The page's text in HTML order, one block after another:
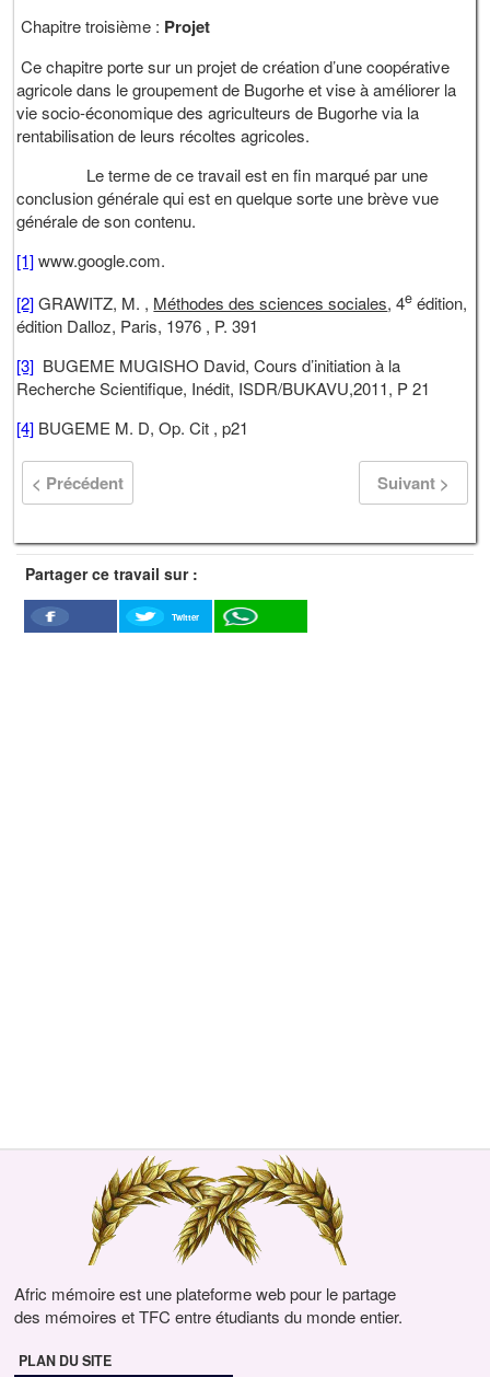
Chapitre troisième : Projet
Ce chapitre porte sur un projet de création d’une coopérative
agricole dans le groupement de Bugorhe et vise à améliorer la
vie socio-économique des agriculteurs de Bugorhe via la
rentabilisation de leurs récoltes agricoles.
Le terme de ce travail est en fin marqué par une
conclusion générale qui est en quelque sorte une brève vue
générale de son contenu.
[1]www.google.com.
[2]GRAWITZ, M. , Méthodes des sciences sociales, 4e édition,
édition Dalloz, Paris, 1976 , P. 391
[3] BUGEME MUGISHO David, Cours d’initiation à la
Recherche Scientifique, Inédit, ISDR/BUKAVU,2011, P 21
[4] BUGEME M. D, Op. Cit , p21
< Précédent Suivant >
Partager ce travail sur :
Facebook
Twitter
Afric mémoire est une plateforme web pour le partage
des mémoires et TFC entre étudiants du monde entier.
PLAN DU SITE